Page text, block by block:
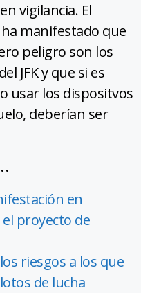
vigilancia. El
manifestado que
peligro son los
JFK y que si es
usar los dispositvos
deberían ser
en
proyecto de
riesgos a los que
de lucha